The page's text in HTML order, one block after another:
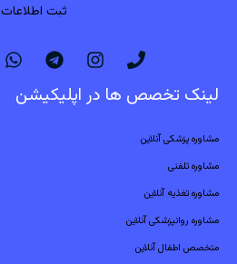
ثبت اطلاعات
لینک تخصص ها در اپلیکیشن
مشاوره پزشکی آنلاین
مشاوره تلفنی
مشاوره تغذیه آنلاین
مشاوره روانپزشکی آنلاین
متخصص اطفال آنلاین